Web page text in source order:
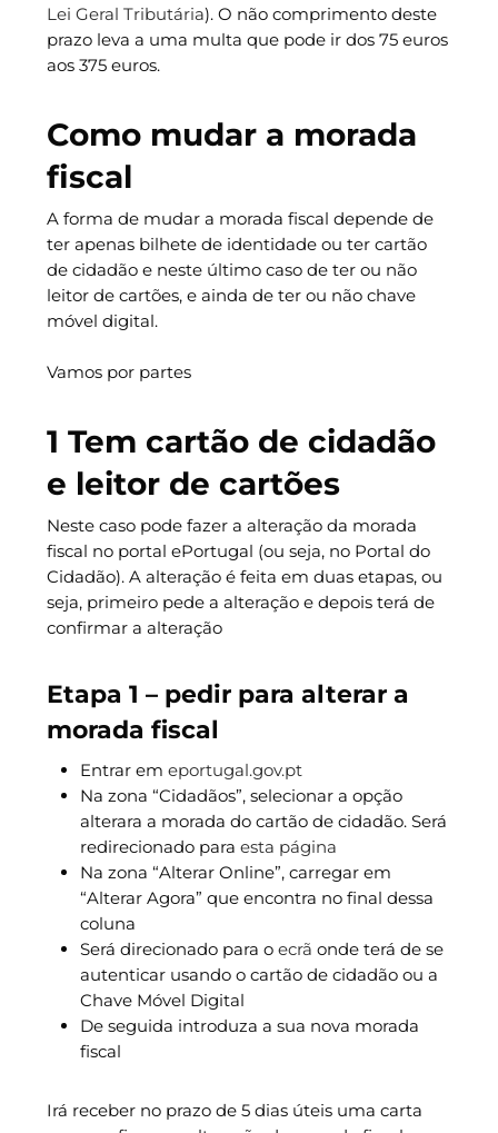
Lei Geral Tributária). O não comprimento deste
prazo leva a uma multa que pode ir dos 75 euros
aos 375 euros.
Como mudar a morada
fiscal
A forma de mudar a morada fiscal depende de
ter apenas bilhete de identidade ou ter cartão
de cidadão e neste último caso de ter ou não
leitor de cartões, e ainda de ter ou não chave
móvel digital.
Vamos por partes
1 Tem cartão de cidadão
e leitor de cartões
Neste caso pode fazer a alteração da morada
fiscal no portal ePortugal (ou seja, no Portal do
Cidadão). A alteração é feita em duas etapas, ou
seja, primeiro pede a alteração e depois terá de
confirmar a alteração
Etapa 1 – pedir para alterar a
morada fiscal
Entrar em eportugal.gov.pt
Na zona “Cidadãos”, selecionar a opção
alterara a morada do cartão de cidadão. Será
redirecionado para esta página
Na zona “Alterar Online”, carregar em
“Alterar Agora” que encontra no final dessa
coluna
Será direcionado para o ecrã onde terá de se
autenticar usando o cartão de cidadão ou a
Chave Móvel Digital
De seguida introduza a sua nova morada
fiscal
Irá receber no prazo de 5 dias úteis uma carta